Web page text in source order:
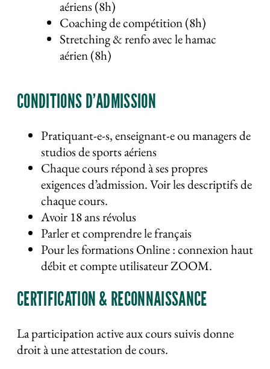
aériens (8h)
Coaching de compétition (8h)
Stretching & renfo avec le hamac
aérien (8h)
CONDITIONS D’ADMISSION
Pratiquant-e-s, enseignant-e ou managers de
studios de sports aériens
Chaque cours répond à ses propres
exigences d’admission. Voir les descriptifs de
chaque cours.
Avoir 18 ans révolus
Parler et comprendre le français
Pour les formations Online : connexion haut
débit et compte utilisateur ZOOM.
CERTIFICATION & RECONNAISSANCE
La participation active aux cours suivis donne
droit à une attestation de cours.